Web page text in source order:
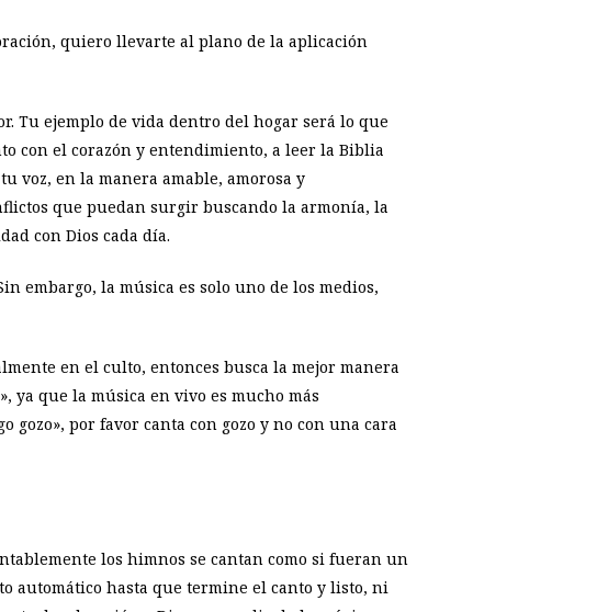
quiero llevarte al plano de la aplicación
Tu ejemplo de vida dentro del hogar será lo que
con el corazón y entendimiento, a leer la Biblia
voz, en la manera amable, amorosa y
que puedan surgir buscando la armonía, la
con Dios cada día.
embargo, la música es solo uno de los medios,
en el culto, entonces busca la mejor manera
ya que la música en vivo es mucho más
gozo», por favor canta con gozo y no con una cara
los himnos se cantan como si fueran un
automático hasta que termine el canto y listo, ni